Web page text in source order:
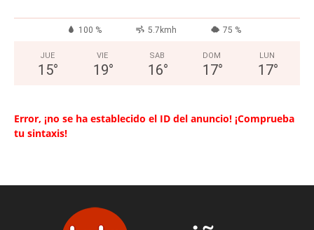
100 % 5.7kmh 75 %
JUE
15°
VIE
19°
SAB
16°
DOM
17°
LUN
17°
Error, ¡no se ha establecido el ID del anuncio! ¡Comprueba
tu sintaxis!